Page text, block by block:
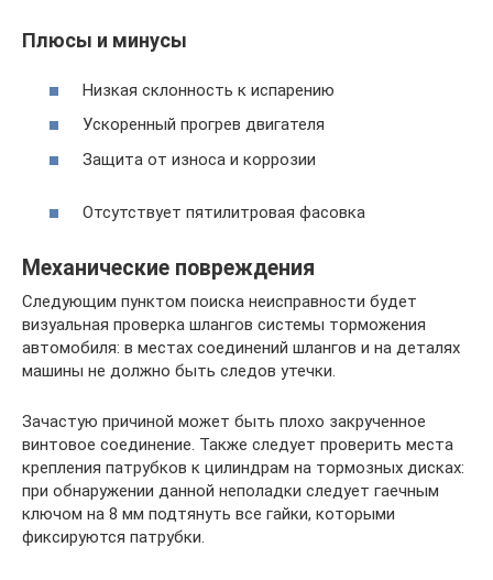
Плюсы и минусы
Низкая склонность к испарению
Ускоренный прогрев двигателя
Защита от износа и коррозии
Отсутствует пятилитровая фасовка
Механические повреждения
Следующим пунктом поиска неисправности будет
визуальная проверка шлангов системы торможения
автомобиля: в местах соединений шлангов и на деталях
машины не должно быть следов утечки.
Зачастую причиной может быть плохо закрученное
винтовое соединение. Также следует проверить места
крепления патрубков к цилиндрам на тормозных дисках:
при обнаружении данной неполадки следует гаечным
ключом на 8 мм подтянуть все гайки, которыми
фиксируются патрубки.